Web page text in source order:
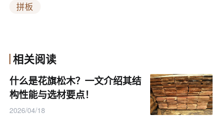
拼板
相关阅读
什么是花旗松木？一文介绍其结
构性能与选材要点！
2026/04/18